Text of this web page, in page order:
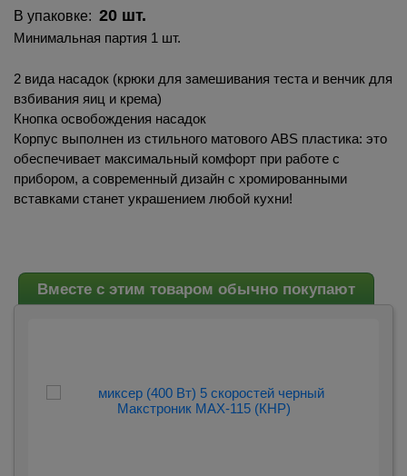
В упаковке: 20 шт.
Минимальная партия 1 шт.
2 вида насадок (крюки для замешивания теста и венчик для
взбивания яиц и крема)
Кнопка освобождения насадок
Корпус выполнен из стильного матового ABS пластика: это
обеспечивает максимальный комфорт при работе с
прибором, а современный дизайн с хромированными
вставками станет украшением любой кухни!
Вместе с этим товаром обычно покупают